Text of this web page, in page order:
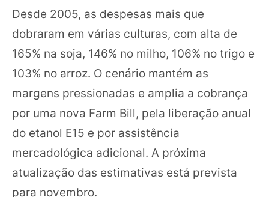
Desde 2005, as despesas mais que
dobraram em várias culturas, com alta de
165% na soja, 146% no milho, 106% no trigo e
103% no arroz. O cenário mantém as
margens pressionadas e amplia a cobrança
por uma nova Farm Bill, pela liberação anual
do etanol E15 e por assistência
mercadológica adicional. A próxima
atualização das estimativas está prevista
para novembro.